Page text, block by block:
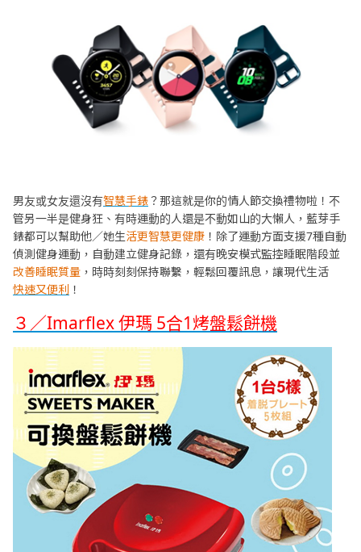
男友或女友還沒有智慧手錶 ？那這就是你的情人節交換禮物啦！不
管另一半是健身狂、有時運動的人還是不動如山的大懶人，藍芽手
錶都可以幫助他／她生活更智慧更健康 ！除了運動方面支援7種自動
偵測健身運動，自動建立健身記錄，還有晚安模式監控睡眠階段並
改善睡眠質量 ，時時刻刻保持聯繫，輕鬆回覆訊息，讓現代生活
快速又便利 ！
３／Imarflex 伊瑪 5合1烤盤鬆餅機